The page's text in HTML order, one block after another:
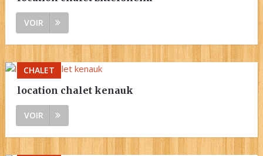
VOIR
CHALET
location chalet kenauk
VOIR